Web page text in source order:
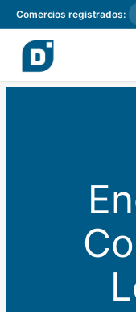
Comercios registrados: